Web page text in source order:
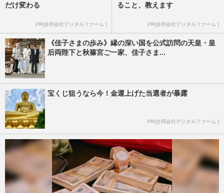
だけ変わる
PR(合同会社デジタルファーム )
ること、教えます
PR(合同会社デジタルファーム )
《佳子さまの歩み》縁の深い国を公式訪問の天皇・皇
后両陛下と秋篠宮ご一家、佳子さま...
宝くじ狙うなら今！金運上げた当選者が暴露
PR(合同会社デジタルファーム )